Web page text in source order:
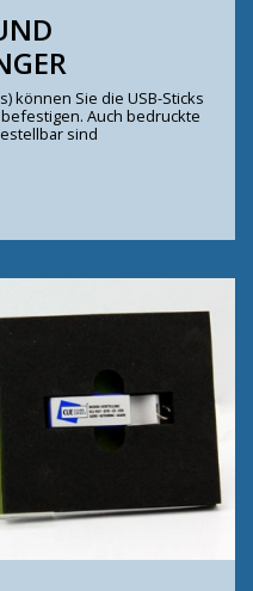
können Sie die USB-Sticks
Auch bedruckte
sind